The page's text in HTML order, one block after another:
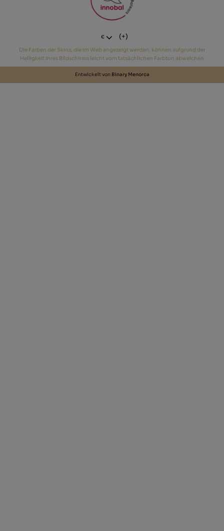
€ (+)
Die Farben der Skins, die im Web angezeigt werden, können aufgrund der
Helligkeit Ihres Bildschirms leicht vom tatsächlichen Farbton abweichen
Entwickelt von Binary Menorca